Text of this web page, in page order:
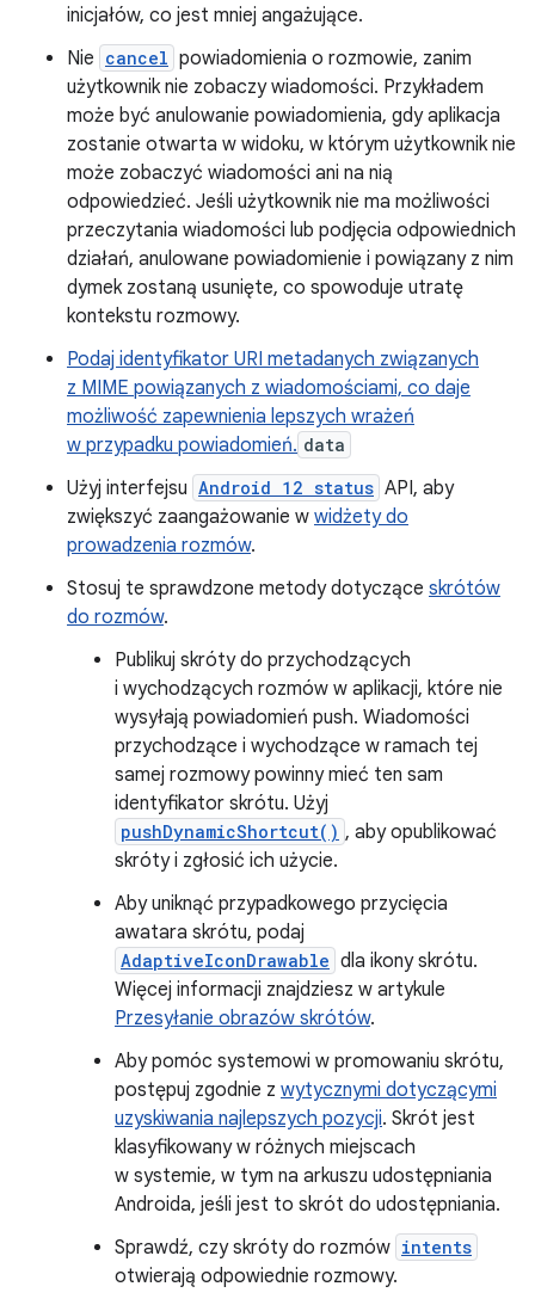
inicjałów, co jest mniej angażujące.
Nie cancel powiadomienia o rozmowie, zanim
użytkownik nie zobaczy wiadomości. Przykładem
może być anulowanie powiadomienia, gdy aplikacja
zostanie otwarta w widoku, w którym użytkownik nie
może zobaczyć wiadomości ani na nią
odpowiedzieć. Jeśli użytkownik nie ma możliwości
przeczytania wiadomości lub podjęcia odpowiednich
działań, anulowane powiadomienie i powiązany z nim
dymek zostaną usunięte, co spowoduje utratę
kontekstu rozmowy.
Podaj identyfikator URI metadanych związanych
z MIME powiązanych z wiadomościami, co daje
możliwość zapewnienia lepszych wrażeń
w przypadku powiadomień. data
Użyj interfejsu Android 12 status API, aby
zwiększyć zaangażowanie w widżety do
prowadzenia rozmów.
Stosuj te sprawdzone metody dotyczące skrótów
do rozmów.
Publikuj skróty do przychodzących
i wychodzących rozmów w aplikacji, które nie
wysyłają powiadomień push. Wiadomości
przychodzące i wychodzące w ramach tej
samej rozmowy powinny mieć ten sam
identyfikator skrótu. Użyj
pushDynamicShortcut() , aby opublikować
skróty i zgłosić ich użycie.
Aby uniknąć przypadkowego przycięcia
awatara skrótu, podaj
AdaptiveIconDrawable dla ikony skrótu.
Więcej informacji znajdziesz w artykule
Przesyłanie obrazów skrótów.
Aby pomóc systemowi w promowaniu skrótu,
postępuj zgodnie z wytycznymi dotyczącymi
uzyskiwania najlepszych pozycji. Skrót jest
klasyfikowany w różnych miejscach
w systemie, w tym na arkuszu udostępniania
Androida, jeśli jest to skrót do udostępniania.
Sprawdź, czy skróty do rozmów intents
otwierają odpowiednie rozmowy.